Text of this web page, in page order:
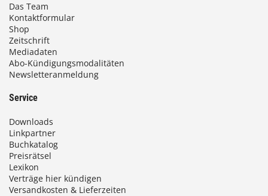
Das Team
Kontaktformular
Shop
Zeitschrift
Mediadaten
Abo-Kündigungsmodalitäten
Newsletteranmeldung
Service
Downloads
Linkpartner
Buchkatalog
Preisrätsel
Lexikon
Verträge hier kündigen
Versandkosten & Lieferzeiten